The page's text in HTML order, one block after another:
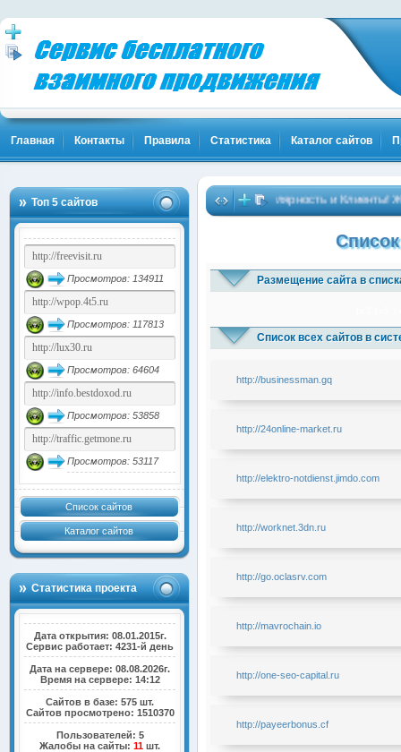
Главная Контакты Правила Статистика Каталог сайтов
Топ 5 сайтов
Просмотров: 134911
Просмотров: 117813
Просмотров: 64604
Просмотров: 53858
Просмотров: 53117
Список сайтов
Каталог сайтов
Статистика проекта
Дата открытия: 08.01.2015г.
Сервис работает: 4231-й день
Дата на сервере: 08.08.2026г.
Время на сервере: 14:12
Сайтов в базе: 575 шт.
Сайтов просмотрено: 1510370
Пользователей: 5
Жалобы на сайты:11 шт.
Твоя Популярность и Клиенты!
Размещение сайта в
Список всех сайтов в
http://businessman.gq
http://24online-market.ru
http://elektro-notdienst.jimdo.com
http://worknet.3dn.ru
http://go.oclasrv.com
http://mavrochain.io
http://one-seo-capital.ru
http://payeerbonus.cf